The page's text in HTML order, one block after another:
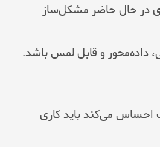
در حال حاضر مشکل‌ساز
داده‌محور و قابل لمس باشد.
می‌کند باید کاری